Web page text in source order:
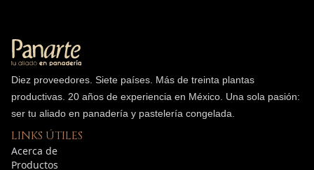
Diez proveedores. Siete países. Más de treinta plantas
productivas. 20 años de experiencia en México. Una sola pasión:
ser tu aliado en panadería y pastelería congelada.
LINKS ÚTILES
Acerca de
Productos